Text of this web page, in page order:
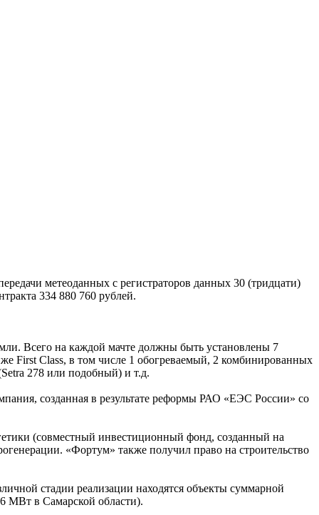
метеоданных с регистраторов данных 30 (тридцати)
334 880 760 рублей.
Всего на каждой мачте должны быть установлены 7
First Class, в том числе 1 обогреваемый, 2 комбинированных
278 или подобный) и т.д.
созданная в результате реформы РАО «ЕЭС России» со
(совместный инвестиционный фонд, созданный на
«Фортум» также получил право на строительство
стадии реализации находятся объекты суммарной
МВт в Самарской области).